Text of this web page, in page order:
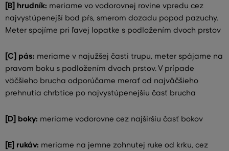
[B] hrudník: meriame vo vodorovnej rovine vpredu cez
najvystúpenejší bod pŕs, smerom dozadu popod pazuchy.
Meter spojíme pri ľavej lopatke s podložením dvoch prstov
[C] pás: meriame v najužšej časti trupu, meter spájame na
pravom boku s podložením dvoch prstov. V prípade
väčšieho brucha odporúčame merať od najväčšieho
prehnutia chrbtice po najvystúpenejšiu časť brucha
[D] boky: meriame vodorovne cez najširšiu časť bokov
[E] rukáv: meriame na jemne zohnutej ruke od krku, cez